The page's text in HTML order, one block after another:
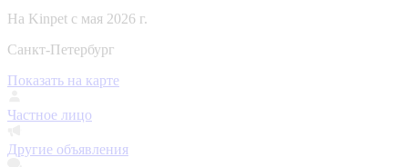
На Kinpet c мая 2026 г.
Санкт-Петербург
Показать на карте
Частное лицо
Другие объявления